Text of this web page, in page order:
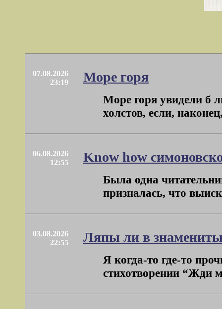
07.08.2026
23:19
Море горя
Море горя увидели б
холстов, если,
06.08.2026
12:55
Know how
Была одна
призналась, что
03.08.2026
22:55
Ляпы ли в
Я когда-то где-то
стихотворении “Жди